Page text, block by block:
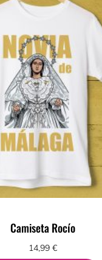
Camiseta Rocío
14,99 €